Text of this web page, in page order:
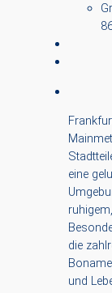
eine
die
und